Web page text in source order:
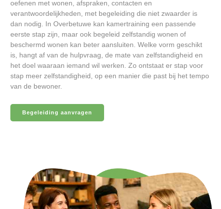
oefenen met wonen, afspraken, contacten en
verantwoordelijkheden, met begeleiding die niet zwaarder is
dan nodig. In Overbetuwe kan kamertraining een passende
eerste stap zijn, maar ook begeleid zelfstandig wonen of
beschermd wonen kan beter aansluiten. Welke vorm geschikt
is, hangt af van de hulpvraag, de mate van zelfstandigheid en
het doel waaraan iemand wil werken. Zo ontstaat er stap voor
stap meer zelfstandigheid, op een manier die past bij het tempo
van de bewoner.
Begeleiding aanvragen